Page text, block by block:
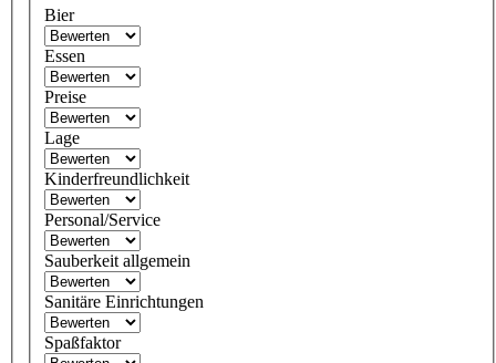
Bier
Essen
Preise
Lage
Kinderfreundlichkeit
Personal/Service
Sauberkeit allgemein
Sanitäre Einrichtungen
Spaßfaktor